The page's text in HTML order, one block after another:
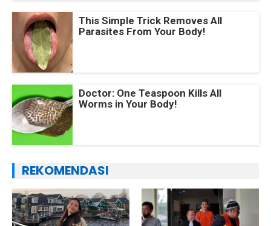
This Simple Trick Removes All
Parasites From Your Body!
Doctor: One Teaspoon Kills All
Worms in Your Body!
REKOMENDASI